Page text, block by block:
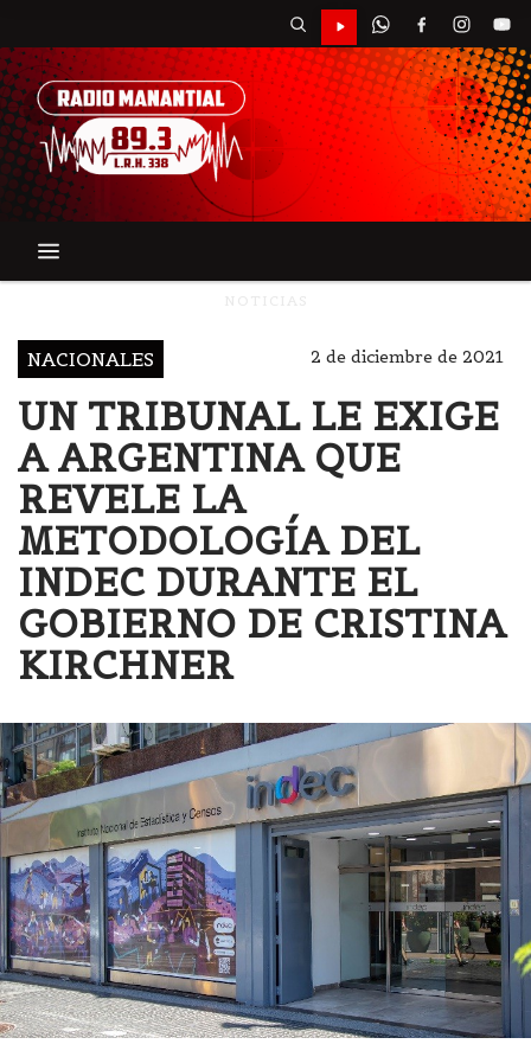
NACIONALES 2 de diciembre de 2021
UN TRIBUNAL LE EXIGE
A ARGENTINA QUE
REVELE LA
METODOLOGÍA DEL
INDEC DURANTE EL
GOBIERNO DE CRISTINA
KIRCHNER